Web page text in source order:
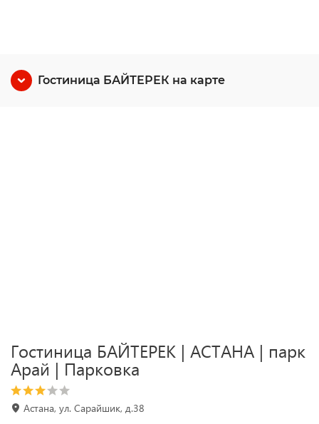
Гостиница БАЙТЕРЕК на карте
Гостиница БАЙТЕРЕК | АСТАНА | парк
Арай | Парковка
Астана, ул. Сарайшик, д.38